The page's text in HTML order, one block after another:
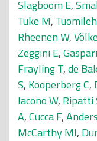
Slagboom E,
Tuke M,
Rheenen W,
Zeggini E,
Frayling T,de
S, Kooperberg C,
Iacono W, Ripatti
A,Cucca F,
McCarthy MI,